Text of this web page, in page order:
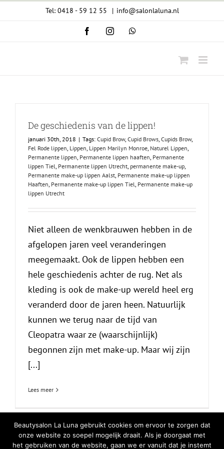
Tel: 0418 - 59 12 55 | info@salonlaluna.nl
FacebookInstagramWhatsApp
De geschiedenis van de lippen!
januari 30th, 2018 | Tags: Cupid Brow, Cupid Brows Cupids Brow,
Fel Rode lippen Lippen Lippen Marilyn Monroe Naturel Lippen
Permanente lippen Permanente lippen haaften Permanente
lippen Tiel Permanente lippen Utrecht permanente make-up
Permanente make-up lippen Aalst Permanente make-up lippen
Haaften Permanente make-up lippen Tiel Permanente make-up
lippen Utrecht
Niet alleen de wenkbrauwen hebben in de
afgelopen jaren veel veranderingen
meegemaakt. Ook de lippen hebben een
hele geschiedenis achter de rug. Net als
kleding is ook de make-up wereld heel erg
veranderd door de jaren heen. Natuurlijk
kunnen we terug naar de tijd van
Cleopatra waar ze (waarschijnlijk)
begonnen zijn met make-up. Maar wij zijn
[...]
Lees meer
Beautysalon La Luna gebruikt cookies om ervoor te zorgen dat
onze website zo soepel mogelijk draait. Als je doorgaat met
het gebruiken van de website, gaan we er vanuit dat je instemt